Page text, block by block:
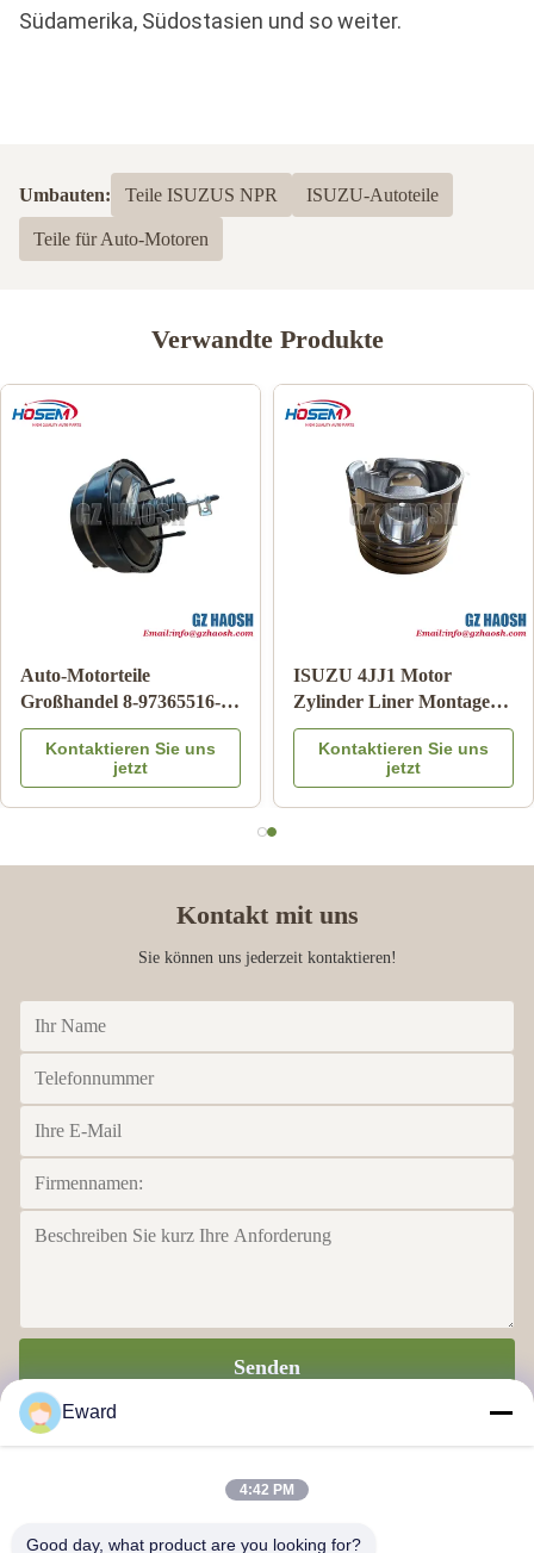
Südamerika, Südostasien und so weiter.
Umbauten: Teile ISUZUS NPR ISUZU-Autoteile
Teile für Auto-Motoren
Verwandte Produkte
Auto-Motorteile
Großhandel 8-97365516-
DC Bremskraftverstärker
für Isuzu DMAX 03-06
Kontaktieren Sie uns
jetzt
ISUZU 4JJ1 Motor
Zylinder Liner Montage
OEM Ersatz 3 Monate
Garantie
Kontaktieren Sie uns
jetzt
Kontakt mit uns
Sie können uns jederzeit kontaktieren!
Senden
Eward
4:42 PM
Good day, what product are you looking for?